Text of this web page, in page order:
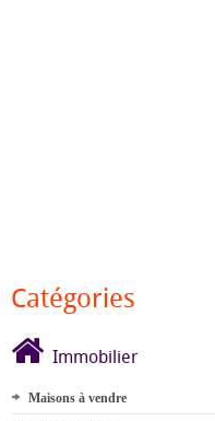
Catégories
Immobilier
Maisons à vendre